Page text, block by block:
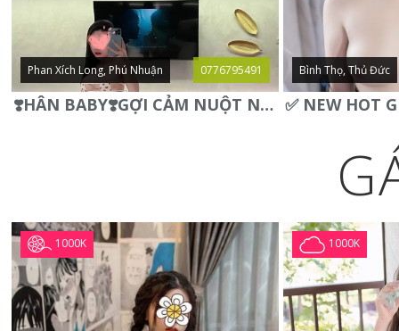
Phan Xích Long, Phú Nhuận 0776795491
❣️HÂN BABY❣️GỢI CẢM NUỘT NÀ DÁNG SON XINH XINH QUYẾN RŨ
Bình Thọ, Thủ Đức
1000K 1000K